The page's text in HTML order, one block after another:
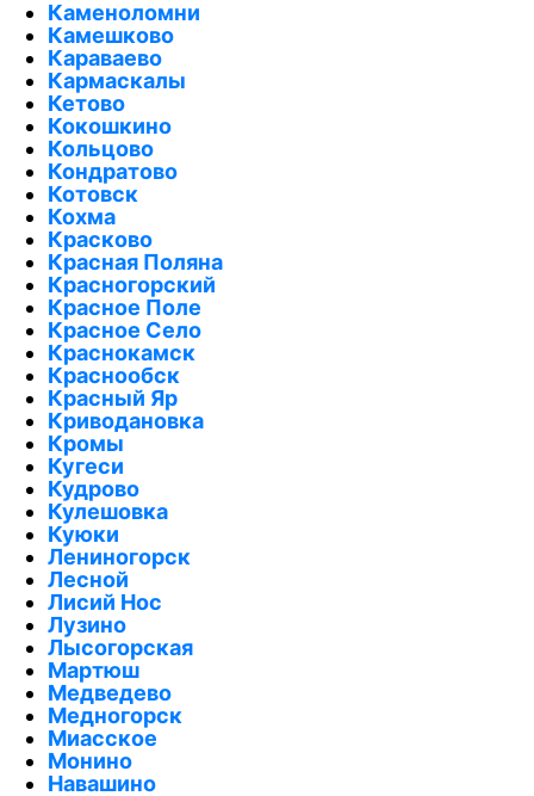
Каменоломни
Камешково
Караваево
Кармаскалы
Кетово
Кокошкино
Кольцово
Кондратово
Котовск
Кохма
Красково
Красная Поляна
Красногорский
Красное Поле
Красное Село
Краснокамск
Краснообск
Красный Яр
Криводановка
Кромы
Кугеси
Кудрово
Кулешовка
Куюки
Лениногорск
Лесной
Лисий Нос
Лузино
Лысогорская
Мартюш
Медведево
Медногорск
Миасское
Монино
Навашино